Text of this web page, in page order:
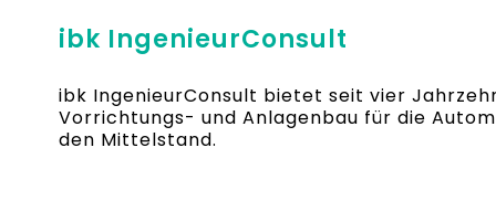
ibk IngenieurConsult
ibk IngenieurConsult bietet seit vier
Vorrichtungs- und Anlagenbau für die
den Mittelstand.